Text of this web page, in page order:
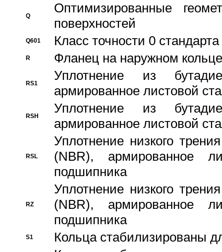
Q
Оптимизированные
поверхностей
Q601 Класс точности 0
R Фланец на наружном кольце
RS1
Уплотнение из
армированное листовой
RSH
Уплотнение из
армированное листовой
RSL
Уплотнение низкого
(NBR), армированное
подшипника
RZ
Уплотнение низкого
(NBR), армированное
подшипника
S1 Кольца стабилизированы